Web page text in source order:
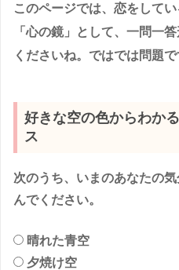
このページでは、恋をして
「心の鏡」として、一問一
くださいね。ではでは問題
好きな空の色からわか
ス
次のうち、いまのあなたの
んでください。
晴れた青空
夕焼け空